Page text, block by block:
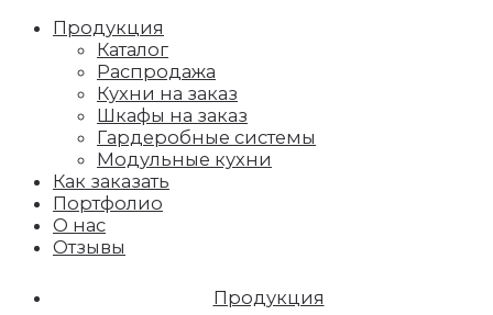
Продукция
Каталог
Распродажа
Кухни на заказ
Шкафы на заказ
Гардеробные системы
Модульные кухни
Как заказать
Портфолио
О нас
Отзывы
Продукция